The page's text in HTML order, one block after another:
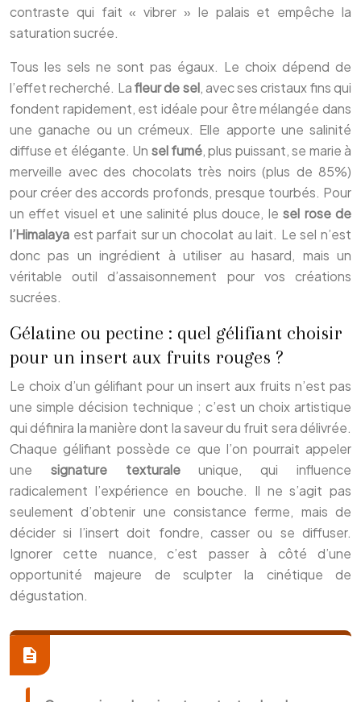
contraste qui fait « vibrer » le palais et empêche la
saturation sucrée.
Tous les sels ne sont pas égaux. Le choix dépend de
l’effet recherché. Lafleur de sel, avec ses cristaux fins qui
fondent rapidement, est idéale pour être mélangée dans
une ganache ou un crémeux. Elle apporte une salinité
diffuse et élégante. Un sel fumé, plus puissant, se marie à
merveille avec des chocolats très noirs (plus de 85%)
pour créer des accords profonds, presque tourbés. Pour
un effet visuel et une salinité plus douce, lesel rose de
l’Himalaya est parfait sur un chocolat au lait. Le sel n’est
donc pas un ingrédient à utiliser au hasard, mais un
véritable outil d’assaisonnement pour vos créations
sucrées.
Gélatine ou pectine : quel gélifiant choisir
pour un insert aux fruits rouges ?
Le choix d’un gélifiant pour un insert aux fruits n’est pas
une simple décision technique ; c’est un choix artistique
qui définira la manière dont la saveur du fruit sera délivrée.
Chaque gélifiant possède ce que l’on pourrait appeler
une signature texturaleunique, qui influence
radicalement l’expérience en bouche. Il ne s’agit pas
seulement d’obtenir une consistance ferme, mais de
décider si l’insert doit fondre, casser ou se diffuser.
Ignorer cette nuance, c’est passer à côté d’une
opportunité majeure de sculpter la cinétique de
dégustation.